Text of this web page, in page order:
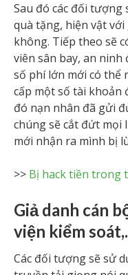
Sau đó các đối tượng
quà tặng, hiện vật
không. Tiếp theo sẽ
viên sân bay, an
số phí lớn mới có thể
cấp một số tài khoản
đó nạn nhân đã gửi
chúng sẽ cắt đứt mọi
mới nhận ra mình bị
>> Bị hack tiền trong
Giả danh cán
viện kiểm
Các đối tượng sẽ sử